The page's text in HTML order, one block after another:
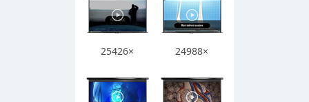
25426× 24988×